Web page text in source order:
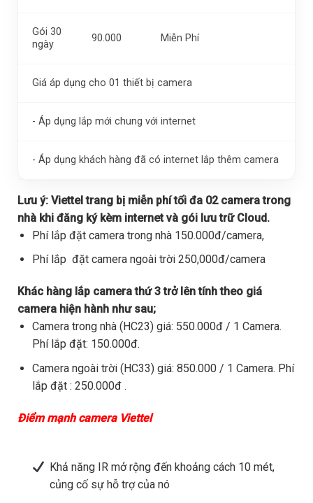
Gói 30
ngày
90.000 Miễn Phí
Giá áp dụng cho 01 thiết bị camera
- Áp dụng lắp mới chung với internet
- Áp dụng khách hàng đã có internet lắp thêm camera
Lưu ý: Viettel trang bị miễn phí tối đa 02 camera trong
nhà khi đăng ký kèm internet và gói lưu trữ Cloud.
Phí lắp đặt camera trong nhà 150.000đ/camera,
Phí lắp đặt camera ngoài trời 250,000đ/camera
Khác hàng lắp camera thứ 3 trở lên tính theo giá
camera hiện hành như sau;
Camera trong nhà (HC23) giá: 550.000đ / 1 Camera.
Phí lắp đặt: 150.000đ.
Camera ngoài trời (HC33) giá: 850.000 / 1 Camera. Phí
lắp đặt : 250.000đ .
Điểm mạnh camera Viettel
Khả năng IR mở rộng đến khoảng cách 10 mét,
củng cố sự hỗ trợ của nó